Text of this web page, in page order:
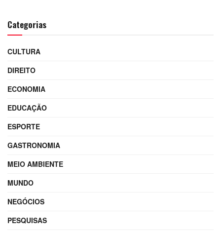
Categorias
CULTURA
DIREITO
ECONOMIA
EDUCAÇÃO
ESPORTE
GASTRONOMIA
MEIO AMBIENTE
MUNDO
NEGÓCIOS
PESQUISAS